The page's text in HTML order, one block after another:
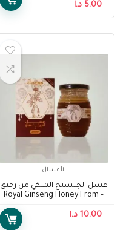
5.00 د.ا
الأعسال
عسل الجنسنج الملكي من رحيق
– Royal Ginseng Honey From
10.00 د.ا